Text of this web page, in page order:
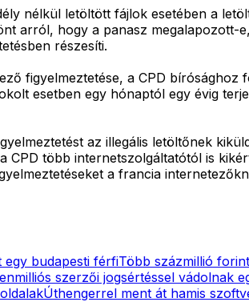
nélkül letöltött fájlok esetében a
arról, hogy a panasz megalapozott-
részesíti.
figyelmeztetése, a CPD bírósághoz
esetben egy hónaptól egy évig
az illegális letöltőnek
CPD több internetszolgáltatótól is
a francia
budapesti férfiTöbb százmillió
szerzői jogsértéssel vádolnak
Úthengerrel ment át hamis